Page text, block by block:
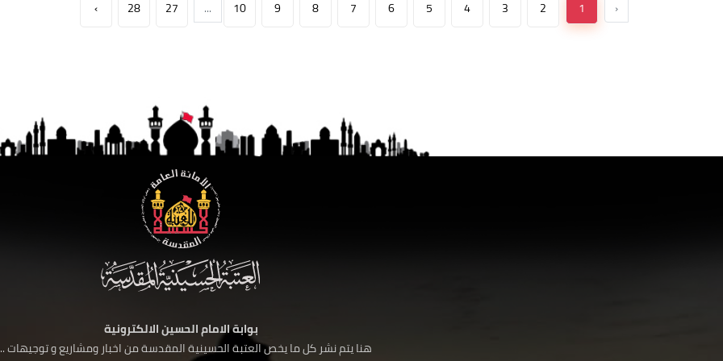
‹
1
2
3
4
5
6
7
8
9
10
...
27
28
›
بوابة الامام الحسين الالكترونية
هنا يتم نشر كل ما يخص العتبة الحسينية المقدسة من اخبار ومشاريع و توجيهات